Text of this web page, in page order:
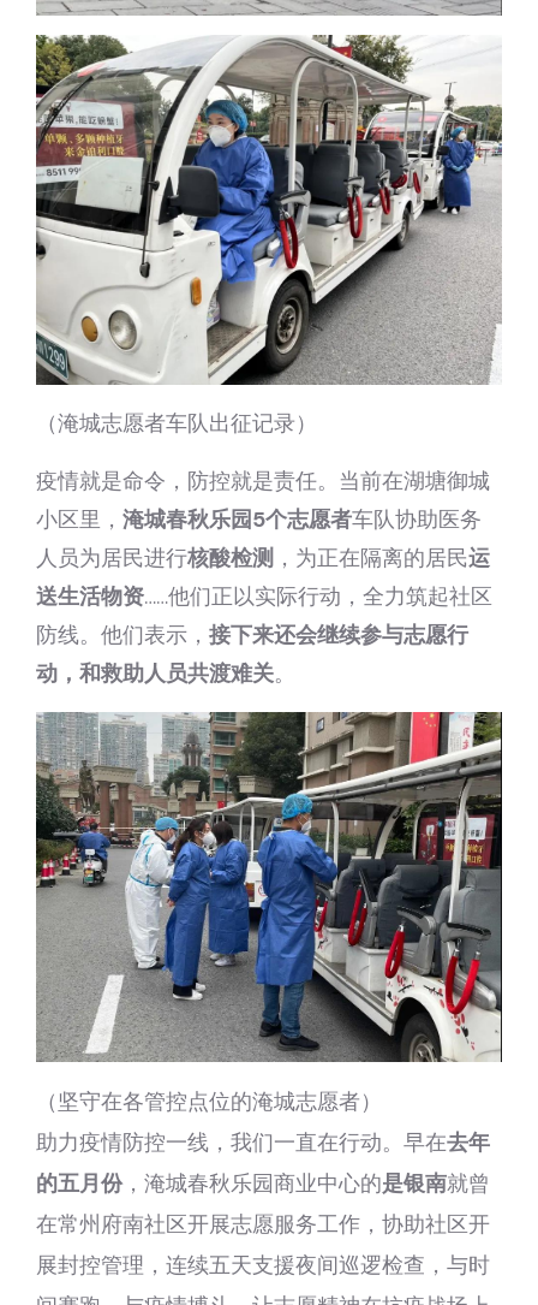
（淹城志愿者车队出征记录）
疫情就是命令，防控就是责任。当前在湖塘御城
小区里， 淹城春秋乐园5个志愿者车队协助医务
人员为居民进行核酸检测 ，为正在隔离的居民运
送生活物资……他们正以实际行动，全力筑起社区
防线。他们表示， 接下来还会继续参与志愿行
动，和救助人员共渡难关。
（坚守在各管控点位的淹城志愿者）
助力疫情防控一线，我们一直在行动。早在去年
的五月份，淹城春秋乐园商业中心的是银南就曾
在常州府南社区开展志愿服务工作，协助社区开
展封控管理，连续五天支援夜间巡逻检查，与时